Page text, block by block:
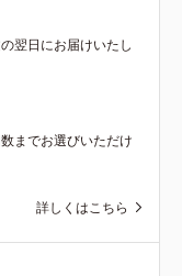
翌日にお届けいたし
までお選びいただけ
詳しくはこちら